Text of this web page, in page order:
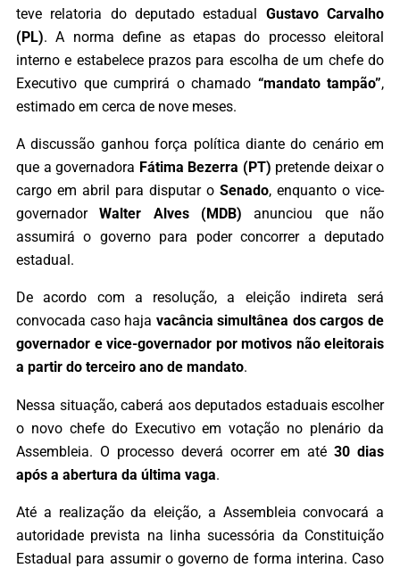
teve relatoria do deputado estadual Gustavo Carvalho
(PL). A norma define as etapas do processo eleitoral
interno e estabelece prazos para escolha de um chefe do
Executivo que cumprirá o chamado “mandato tampão”,
estimado em cerca de nove meses.
A discussão ganhou força política diante do cenário em
que a governadora Fátima Bezerra (PT) pretende deixar o
cargo em abril para disputar o Senado, enquanto o vice-
governadorWalter Alves (MDB) anunciou que não
assumirá o governo para poder concorrer a deputado
estadual.
De acordo com a resolução, a eleição indireta será
convocada caso haja vacância simultânea dos cargos de
governador e vice-governador por motivos não eleitorais
a partir do terceiro ano de mandato.
Nessa situação, caberá aos deputados estaduais escolher
o novo chefe do Executivo em votação no plenário da
Assembleia. O processo deverá ocorrer em até30 dias
após a abertura da última vaga.
Até a realização da eleição, a Assembleia convocará a
autoridade prevista na linha sucessória da Constituição
Estadual para assumir o governo de forma interina. Caso